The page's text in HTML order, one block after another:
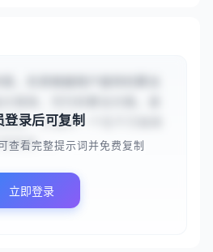
任务：{{设计一个在千万级商
实时浏...
登录后可复制
查看完整提示词并免费复制
立即登录